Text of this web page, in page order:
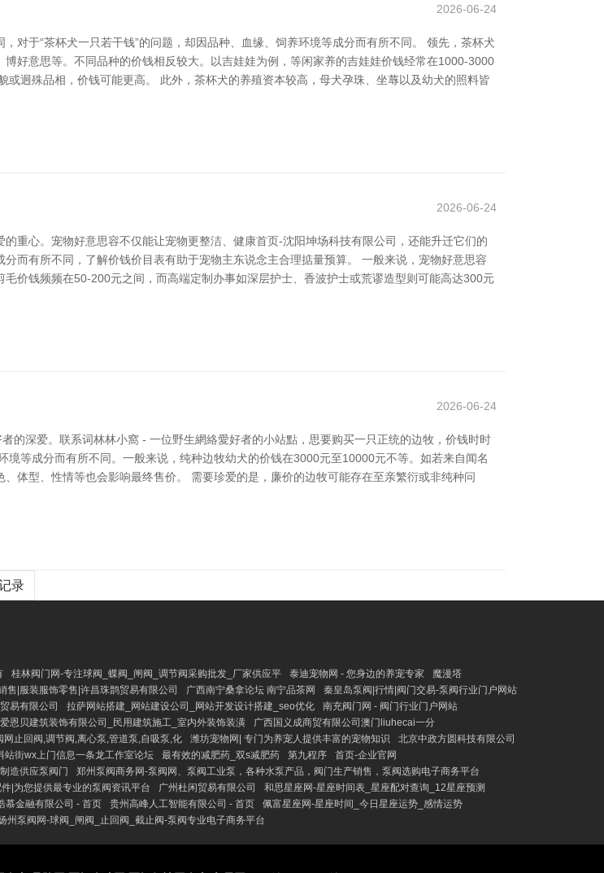
2026-06-24
对于“茶杯犬一只若干钱”的问题，却因品种、血缘、饲养环境等成分而有所不同。 领先，茶杯犬
好意思等。不同品种的价钱相反较大。以吉娃娃为例，等闲家养的吉娃娃价钱经常在1000-3000
迥殊品相，价钱可能更高。 此外，茶杯犬的养殖资本较高，母犬孕珠、坐蓐以及幼犬的照料皆
2026-06-24
重心。宠物好意思容不仅能让宠物更整洁、健康首页-沈阳坤场科技有限公司，还能升迁它们的
而有所不同，了解价钱价目表有助于宠物主东说念主合理掂量预算。 一般来说，宠物好意思容
价钱频频在50-200元之间，而高端定制办事如深层护士、香波护士或荒谬造型则可能高达300元
2026-06-24
的深爱。联系词林林小窩 - 一位野生網絡愛好者的小站點，思要购买一只正统的边牧，价钱时时
等成分而有所不同。一般来说，纯种边牧幼犬的价钱在3000元至10000元不等。如若来自闻名
体型、性情等也会影响最终售价。 需要珍爱的是，廉价的边牧可能存在至亲繁衍或非纯种问
录
桂林阀门网-专注球阀_蝶阀_闸阀_调节阀采购批发_厂家供应平 泰迪宠物网 - 您身边的养宠专家
魔漫塔
售|服装服饰零售|许昌珠鹊贸易有限公司 广西南宁桑拿论坛 南宁品茶网
秦皇岛泵阀|行情|阀门交易-泵阀行业门户网站
易有限公司 拉萨网站搭建_网站建设公司_网站开发设计搭建_seo优化
南充阀门网 - 阀门行业门户网站
恩贝建筑装饰有限公司_民用建筑施工_室内外装饰装潢
广西国义成商贸有限公司澳门liuhecai一分
网止回阀,调节阀,离心泵,管道泵,自吸泵,化 潍坊宠物网| 专门为养宠人提供丰富的宠物知识
北京中政方圆科技有限公司
街wx上门信息一条龙工作室论坛 最有效的减肥药_双s减肥药 第九程序
首页-企业官网
造供应泵阀门
郑州泵阀商务网-泵阀网、泵阀工业泵，各种水泵产品，阀门生产销售，泵阀选购电子商务平台
|为您提供最专业的泵阀资讯平台 广州杜闲贸易有限公司
和思星座网-星座时间表_星座配对查询_12星座预测
慕金融有限公司 - 首页 贵州高峰人工智能有限公司 - 首页
佩富星座网-星座时间_今日星座运势_感情运势
州泵阀网-球阀_闸阀_止回阀_截止阀-泵阀专业电子商务平台